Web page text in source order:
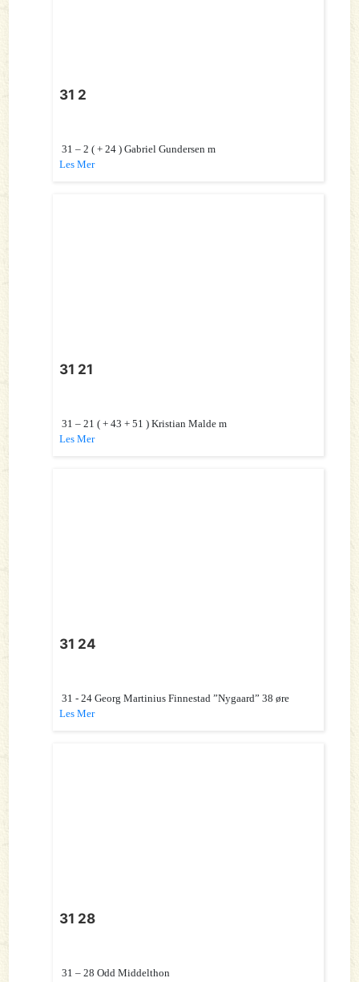
31 2
31 – 2 ( + 24 ) Gabriel Gundersen m
Les Mer
31 21
31 – 21 ( + 43 + 51 ) Kristian Malde m
Les Mer
31 24
31 - 24 Georg Martinius Finnestad ”Nygaard” 38 øre
Les Mer
31 28
31 – 28 Odd Middelthon